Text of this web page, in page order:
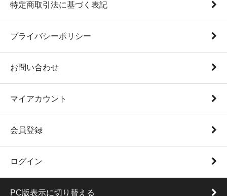
特定商取引法に基づく表記
プライバシーポリシー
お問い合わせ
マイアカウント
会員登録
ログイン
PC版表示に切り替える